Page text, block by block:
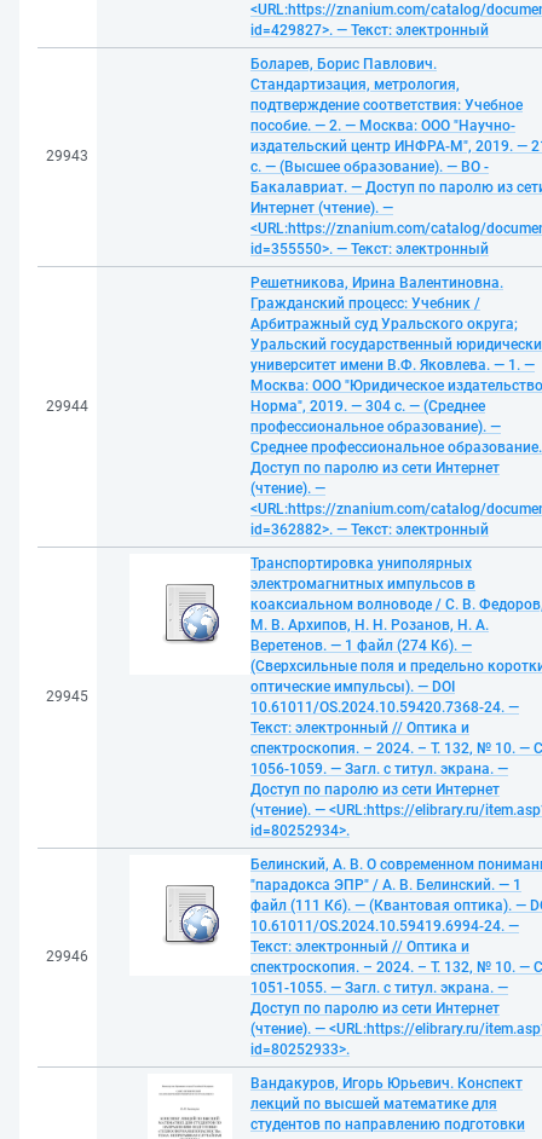
<URL:https://znanium.com/catalog/
id=429827>. — Текст: электронный
29943
Боларев, Борис Павлович.
Стандартизация, метрология,
подтверждение соответствия: Учебное
пособие. — 2. — Москва: ООО "Научно-
издательский центр ИНФРА-М", 2019. —
с. — (Высшее образование). — ВО -
Бакалавриат. — Доступ по паролю из
Интернет (чтение). —
<URL:https://znanium.com/catalog/
id=355550>. — Текст: электронный
29944
Решетникова, Ирина Валентиновна.
Гражданский процесс: Учебник /
Арбитражный суд Уральского округа;
Уральский государственный
университет имени В.Ф. Яковлева. — 1. —
Москва: ООО "Юридическое издательство
Норма", 2019. — 304 с. — (Среднее
профессиональное образование). —
Среднее профессиональное
Доступ по паролю из сети Интернет
(чтение). —
<URL:https://znanium.com/catalog/
id=362882>. — Текст: электронный
29945
Транспортировка униполярных
электромагнитных импульсов в
коаксиальном волноводе / С. В.
М. В. Архипов, Н. Н. Розанов, Н. А.
Веретенов. — 1 файл (274 Кб). —
(Сверхсильные поля и предельно
оптические импульсы). — DOI
10.61011/OS.2024.10.59420.7368-24. —
Текст: электронный // Оптика и
спектроскопия. – 2024. – Т. 132, № 10. —
1056-1059. — Загл. с титул. экрана. —
Доступ по паролю из сети Интернет
(чтение). — <URL:https://elibrary.ru/
id=80252934>.
29946
Белинский, А. В. О современном
"парадокса ЭПР" / А. В. Белинский. — 1
файл (111 Кб). — (Квантовая оптика). —
10.61011/OS.2024.10.59419.6994-24. —
Текст: электронный // Оптика и
спектроскопия. – 2024. – Т. 132, № 10. —
1051-1055. — Загл. с титул. экрана. —
Доступ по паролю из сети Интернет
(чтение). — <URL:https://elibrary.ru/
id=80252933>.
Вандакуров, Игорь Юрьевич. Конспект
лекций по высшей математике для
студентов по направлению подготовки